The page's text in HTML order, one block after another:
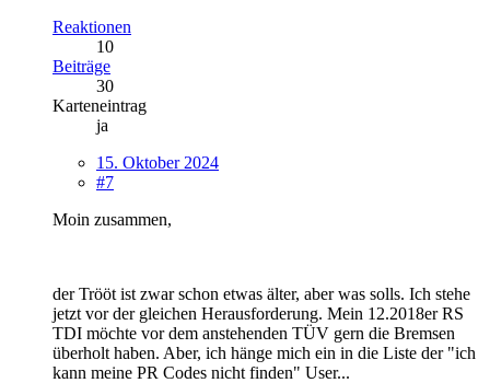
Reaktionen
10
Beiträge
30
Karteneintrag
ja
15. Oktober 2024
#7
Moin zusammen,
der Trööt ist zwar schon etwas älter, aber was solls. Ich stehe
jetzt vor der gleichen Herausforderung. Mein 12.2018er RS
TDI möchte vor dem anstehenden TÜV gern die Bremsen
überholt haben. Aber, ich hänge mich ein in die Liste der "ich
kann meine PR Codes nicht finden" User...